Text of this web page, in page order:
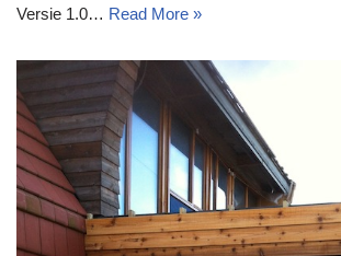
Versie 1.0… Read More »